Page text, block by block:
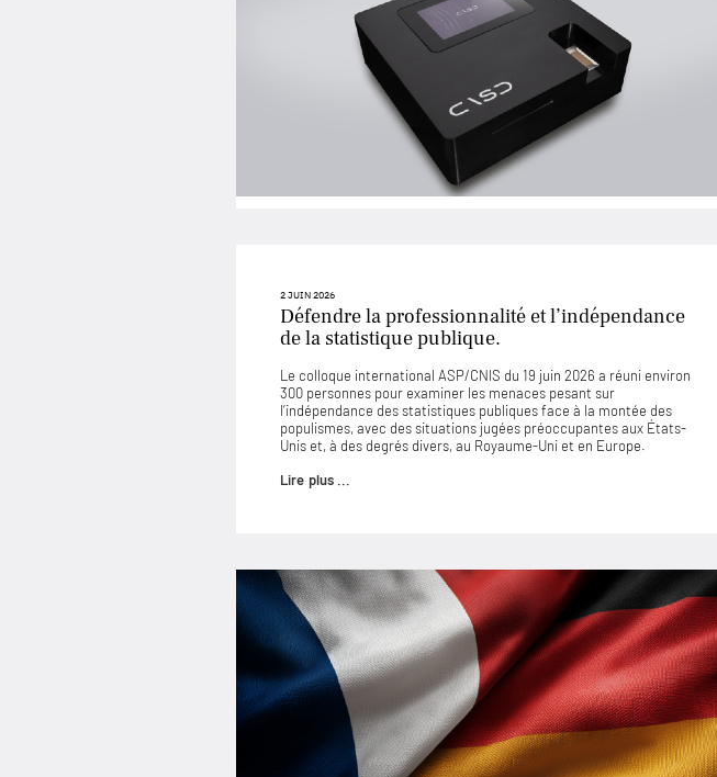
2 JUIN 2026
Défendre la professionnalité et l’indépendance
de la statistique publique.
Le colloque international ASP/CNIS du 19 juin 2026 a réuni environ
300 personnes pour examiner les menaces pesant sur
l’indépendance des statistiques publiques face à la montée des
populismes, avec des situations jugées préoccupantes aux États-
Unis et, à des degrés divers, au Royaume-Uni et en Europe.
Lire plus ...